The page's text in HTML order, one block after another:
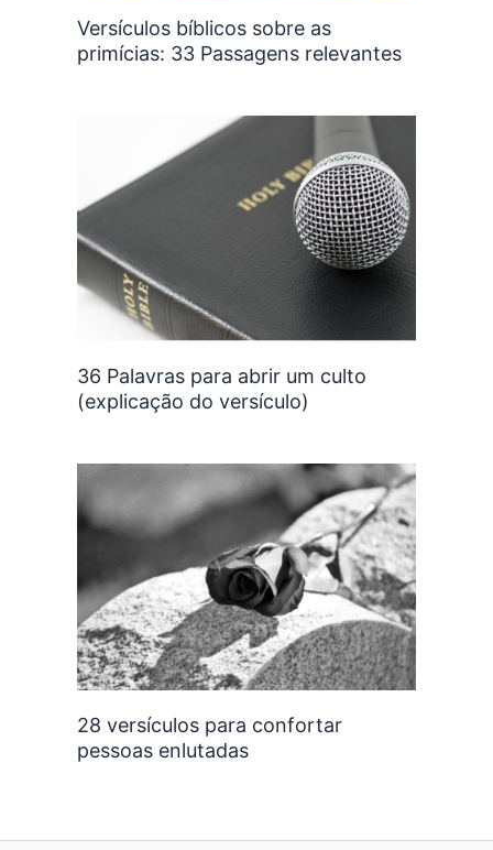
Versículos bíblicos sobre as
primícias: 33 Passagens relevantes
36 Palavras para abrir um culto
(explicação do versículo)
28 versículos para confortar
pessoas enlutadas